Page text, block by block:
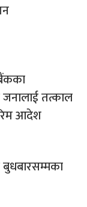
तत्काल
आदेश
बुधबारसम्मका